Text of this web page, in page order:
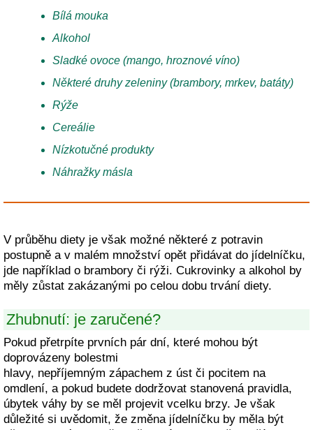
Bílá mouka
Alkohol
Sladké ovoce (mango, hroznové víno)
Některé druhy zeleniny (brambory, mrkev, batáty)
Rýže
Cereálie
Nízkotučné produkty
Náhražky másla
V průběhu diety je však možné některé z potravin
postupně a v malém množství opět přidávat do jídelníčku,
jde například o brambory či rýži. Cukrovinky a alkohol by
měly zůstat zakázanými po celou dobu trvání diety.
Zhubnutí: je zaručené?
Pokud přetrpíte prvních pár dní, které mohou být
doprovázeny bolestmi
hlavy, nepříjemným zápachem z úst či pocitem na
omdlení, a pokud budete dodržovat stanovená pravidla,
úbytek váhy by se měl projevit vcelku brzy. Je však
důležité si uvědomit, že změna jídelníčku by měla být